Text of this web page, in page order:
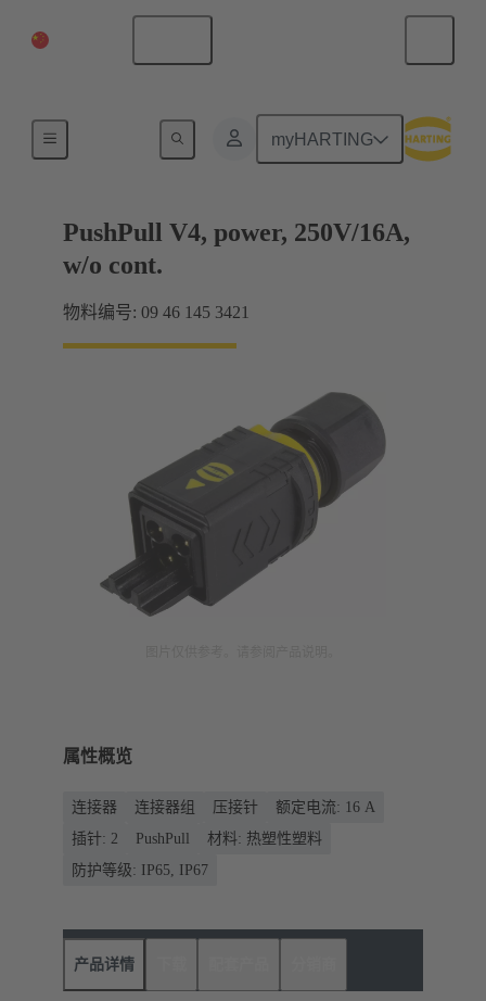
myHARTING
PushPull V4, power, 250V/16A,
w/o cont.
物料编号: 09 46 145 3421
属性概览
连接器 连接器组 压接针
额定电流: ‌16 A
插针: 2
PushPull
材料: 热塑性塑料
防护等级: IP65, IP67
产品详情